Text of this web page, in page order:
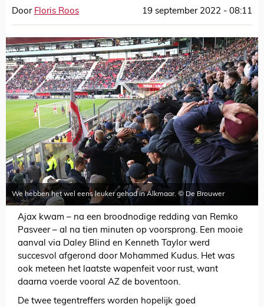
Door Floris Roos 19 september 2022 - 08:11
We hebben het wel eens leuker gehad in Alkmaar. © De Brouwer
Ajax kwam – na een broodnodige redding van Remko
Pasveer – al na tien minuten op voorsprong. Een mooie
aanval via Daley Blind en Kenneth Taylor werd
succesvol afgerond door Mohammed Kudus. Het was
ook meteen het laatste wapenfeit voor rust, want
daarna voerde vooral AZ de boventoon.
De twee tegentreffers worden hopelijk goed